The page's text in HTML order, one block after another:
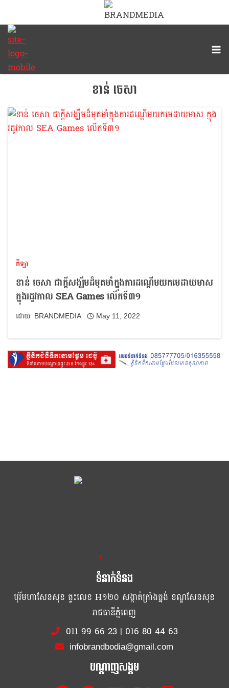
ខាន់ ចេសា
កីឡា
ខាន់ ចេសា ជាក្តីសង្ឃឹមដ៏មុតមាំក្នុងការដណ្តើមយកមេដាយមាស
ក្នុងរដូវកាល SEA Games លើកទី៣១
BRANDMEDIA May 11, 2022
ខ្លឹម ខ្លី រហ័ស
ទំនាក់ទំនង
បុរីមហាសែនសុខ ផ្ទះលេខ H១២០ សង្កាត់ក្រាំងធ្នង់ ខណ្ឌសែនសុខ
រាជធានីភ្នំពេញ
011 99 66 23| 016 80 44 63
infobrandbodia@gmail.com
បណ្ដាញសង្គម